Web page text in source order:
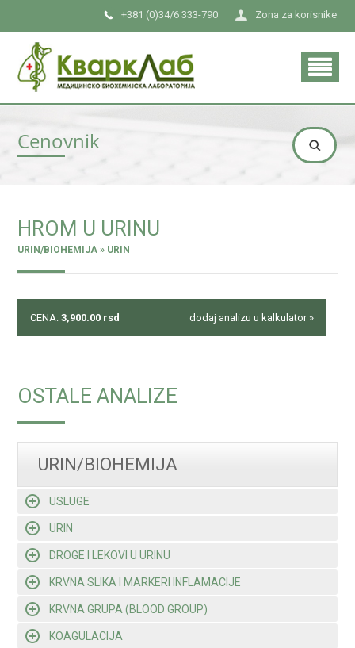
Zona za korisnike
+381 (0)34/6 333-790
Cenovnik
HROM U URINU
URIN/BIOHEMIJA » URIN
CENA: 3,900.00 rsd dodaj analizu u kalkulator »
OSTALE ANALIZE
URIN/BIOHEMIJA
USLUGE
URIN
DROGE I LEKOVI U URINU
KRVNA SLIKA I MARKERI INFLAMACIJE
KRVNA GRUPA (BLOOD GROUP)
KOAGULACIJA